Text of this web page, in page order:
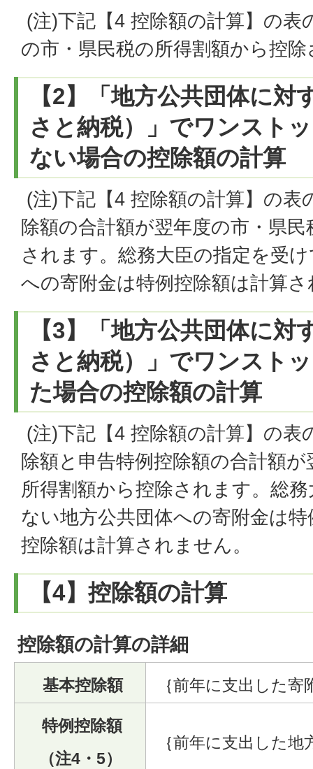
(注)下記【4 控除額の計算】の表
の市・県民税の所得割額から控
【2】「地方公共団体に対
さと納税）」でワンスト
ない場合の控除額の計算
(注)下記【4 控除額の計算】の表
除額の合計額が翌年度の市・県
されます。総務大臣の指定を受
への寄附金は特例控除額は計算
【3】「地方公共団体に対
さと納税）」でワンスト
た場合の控除額の計算
(注)下記【4 控除額の計算】の表
除額と申告特例控除額の合計額
所得割額から控除されます。総
ない地方公共団体への寄附金は
控除額は計算されません。
【4】控除額の計算
控除額の計算の詳細
基本控除額 ｛前年に支出した寄
特例控除額
（注4・5）
｛前年に支出した